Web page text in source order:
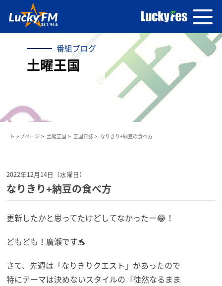
番組ブログ
土曜王国
トップページ 土曜王国 王国日誌 なりきり+納豆の食べ方
2022年12月14日（水曜日）
なりきり+納豆の食べ方
更新したかと思ってたけどしてなかったー😂！
どもども！廣瀬です🐬
さて、先週は「なりきりクエスト」があったので
特にテーマは決めないスタイルの『徒然なるまま